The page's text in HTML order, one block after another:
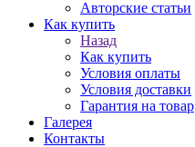
Авторские статьи
Как купить
Назад
Как купить
Условия оплаты
Условия доставки
Гарантия на товар
Галерея
Контакты